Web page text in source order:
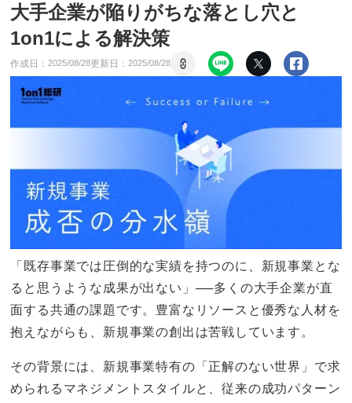
大手企業が陥りがちな落とし穴と
1on1による解決策
作成日：2025/08/28更新日：2025/08/28
「既存事業では圧倒的な実績を持つのに、新規事業とな
ると思うような成果が出ない」──多くの大手企業が直
面する共通の課題です。豊富なリソースと優秀な人材を
抱えながらも、新規事業の創出は苦戦しています。
その背景には、新規事業特有の「正解のない世界」で求
められるマネジメントスタイルと、従来の成功パターン